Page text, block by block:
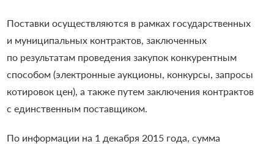
Поставки осуществляются в рамках государственных
и муниципальных контрактов, заключенных
по результатам проведения закупок конкурентным
способом (электронные аукционы, конкурсы, запросы
котировок цен), а также путем заключения контрактов
с единственным поставщиком.
По информации на 1 декабря 2015 года, сумма